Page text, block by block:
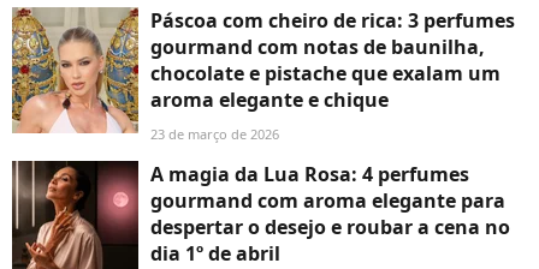
Páscoa com cheiro de rica: 3 perfumes
gourmand com notas de baunilha,
chocolate e pistache que exalam um
aroma elegante e chique
23 de março de 2026
A magia da Lua Rosa: 4 perfumes
gourmand com aroma elegante para
despertar o desejo e roubar a cena no
dia 1º de abril